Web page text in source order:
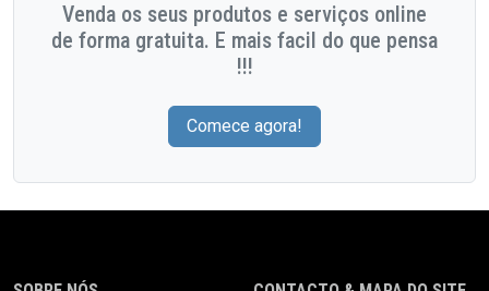
Venda os seus produtos e serviços online
de forma gratuita. E mais facil do que pensa
!!!
Comece agora!